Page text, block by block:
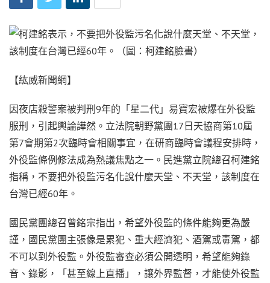
【紘威新聞網】
因夜店殺警案被判刑9年的「星二代」易寶宏被爆在外役監
服刑，引起輿論譁然。立法院朝野黨團17日天協商第10屆
第7會期第2次臨時會相關事宜，在研商臨時會議程安排時，
外役監條例修法成為熱議焦點之一。民進黨立院總召柯建銘
指稱，不要把外役監污名化說什麼天堂、不天堂，該制度在
台灣已經60年。
國民黨團總召曾銘宗指出，希望外役監的條件能夠更為嚴
謹，國民黨團主張像是累犯、重大經濟犯、酒駕或毒駕，都
不可以到外役監。外役監審查必須公開透明，希望能夠錄
音、錄影，「甚至線上直播」，讓外界監督，才能使外役監